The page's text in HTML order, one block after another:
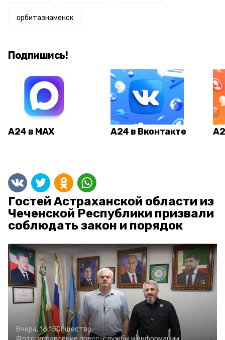
орбитазнаменск
Подпишись!
А24 в MAX А24 в Вконтакте
Гостей Астраханской области из
Чеченской Республики призвали
соблюдать закон и порядок
Вчера, 16:15Общество